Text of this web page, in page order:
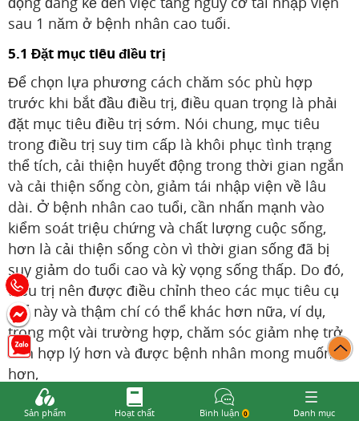
sau 1 năm ở bệnh nhân cao tuổi.
5.1 Đặt mục tiêu điều trị
Để chọn lựa phương cách chăm sóc phù hợp
trước khi bắt đầu điều trị, điều quan trọng là phải
đặt mục tiêu điều trị sớm. Nói chung, mục tiêu
trong điều trị suy tim cấp là khôi phục tình trạng
thể tích, cải thiện huyết động trong thời gian ngắn
và cải thiện sống còn, giảm tái nhập viện về lâu
dài. Ở bệnh nhân cao tuổi, cần nhấn mạnh vào
kiểm soát triệu chứng và chất lượng cuộc sống,
hơn là cải thiện sống còn vì thời gian sống đã bị
suy giảm do tuổi cao và kỳ vọng sống thấp. Do đó,
điều trị nên được điều chỉnh theo các mục tiêu cụ
thể này và thậm chí có thể khác hơn nữa, ví dụ,
trong một vài trường hợp, chăm sóc giảm nhẹ trở
nên hợp lý hơn và được bệnh nhân mong muốn
hơn,
5.2 Điều trị thuốc
Sản phẩm Hoạt chất Bình luận 0 Danh mục